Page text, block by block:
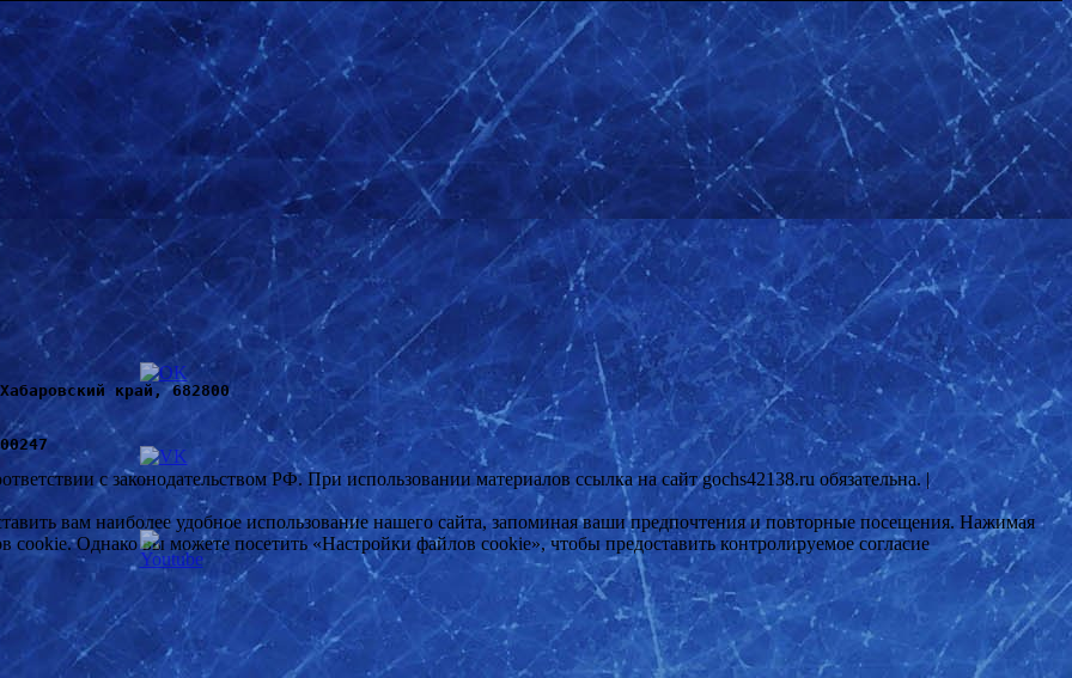
край, 682800
с законодательством РФ. При использовании материалов ссылка на сайт gochs42138.ru обязательна. |
вам наиболее удобное использование нашего сайта, запоминая ваши предпочтения и повторные посещения. Нажимая
Однако вы можете посетить «Настройки файлов cookie», чтобы предоставить контролируемое согласие